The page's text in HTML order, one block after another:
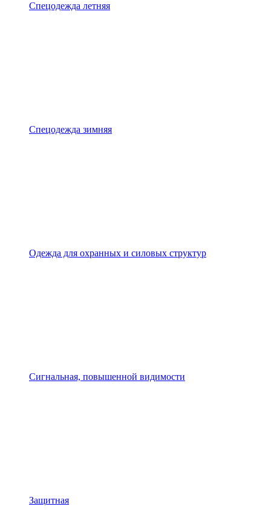
Спецодежда летняя
Спецодежда зимняя
Одежда для охранных и силовых структур
Сигнальная, повышенной видимости
Защитная